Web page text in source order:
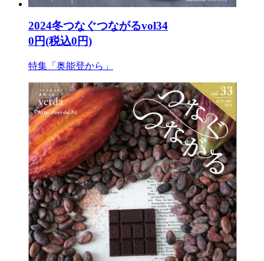
2024冬つなぐつながるvol34
0円(税込0円)
特集「奥能登から」